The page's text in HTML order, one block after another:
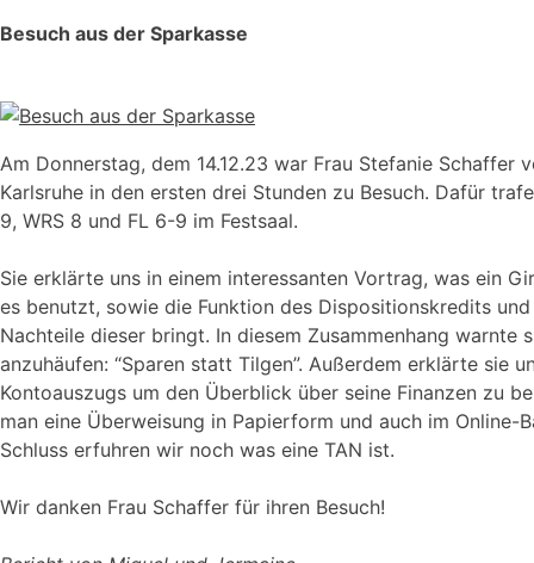
Besuch aus der Sparkasse
Am Donnerstag, dem 14.12.23 war Frau Stefanie Schaffer
Karlsruhe in den ersten drei Stunden zu Besuch. Dafür
9, WRS 8 und FL 6-9 im Festsaal.
Sie erklärte uns in einem interessanten Vortrag, was ein
es benutzt, sowie die Funktion des Dispositionskredits
Nachteile dieser bringt. In diesem Zusammenhang warnte
anzuhäufen: “Sparen statt Tilgen”. Außerdem erklärte sie
Kontoauszugs um den Überblick über seine Finanzen zu
man eine Überweisung in Papierform und auch im Online-
Schluss erfuhren wir noch was eine TAN ist.
Wir danken Frau Schaffer für ihren Besuch!